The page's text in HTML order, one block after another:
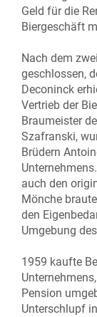
Geld für die
Biergeschäft
Nach dem
geschlossen,
Deconinck
Vertrieb der
Braumeister
Szafranski,
Brüdern
auch den
Mönche
den
Umgebung
1959 kaufte
Pension
Unterschlupf